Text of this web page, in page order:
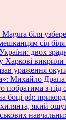
біля
сіл біля
двох
Харкові
ураження
Михайло
побратима з-під
боці рф:
який
навчальних